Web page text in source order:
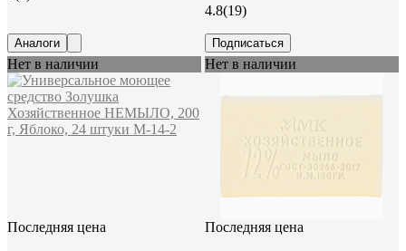
Аналоги
4.8(19)
Подписаться
Нет в наличии
Последняя цена
Нет в наличии
Последняя цена